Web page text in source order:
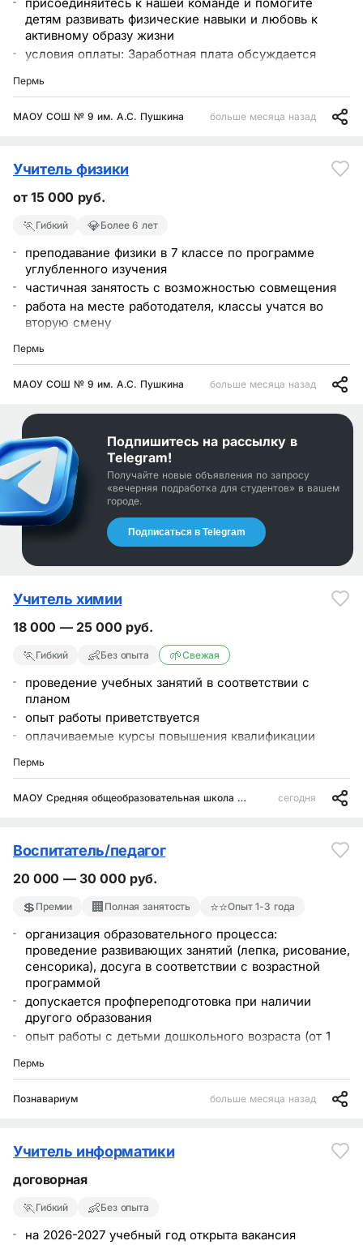
детям развивать физические навыки и любовь к
активному образу жизни
условия оплаты: Заработная плата обсуждается
график работы: Работа в первую смену с
частичная занятость, работа на месте работодателя
Пермь
МАОУ СОШ № 9 им. А.С. Пушкина больше месяца назад
Учитель физики
от 15 000 руб.
🏃 Гибкий 💎Более 6 лет
преподавание физики в 7 классе по программе
углубленного изучения
частичная занятость с возможностью совмещения
работа на месте работодателя, классы учатся во
вторую смену
Пермь
МАОУ СОШ № 9 им. А.С. Пушкина больше месяца назад
Подпишитесь на рассылку в
Telegram!
Получайте новые объявления по запросу
«вечерняя подработка для студентов» в вашем
городе.
Подписаться в Telegram
Учитель химии
18 000 — 25 000 руб.
🏃 Гибкий 👶Без опыта 🌱Свежая
проведение учебных занятий в соответствии с
планом
опыт работы приветствуется
оплачиваемые курсы повышения квалификации
Пермь
МАОУ Средняя общеобразовательная школа № 44 г. Перми сегодня
Воспитатель/педагог
20 000 — 30 000 руб.
💲 Премии 🏢 Полная занятость ⭐⭐Опыт 1-3 года
организация образовательного процесса:
проведение развивающих занятий (лепка, рисование,
сенсорика), досуга в соответствии с возрастной
программой
допускается профпереподготовка при наличии
другого образования
опыт работы с детьми дошкольного возраста (от 1
заработная плата: 25 000
Пермь
Познавариум больше месяца назад
Учитель информатики
договорная
🏃 Гибкий 👶Без опыта
на 2026-2027 учебный год открыта вакансия